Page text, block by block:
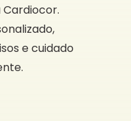
Cardiocor.
e cuidado